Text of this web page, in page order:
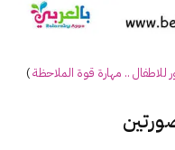
للاطفال .. مهارة قوة الملاحظة)